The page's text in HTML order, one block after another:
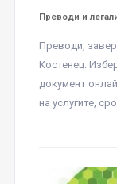
Преводи и
Преводи,
Костенец.
документ
на услугите,